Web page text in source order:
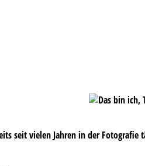
seit vielen Jahren in der